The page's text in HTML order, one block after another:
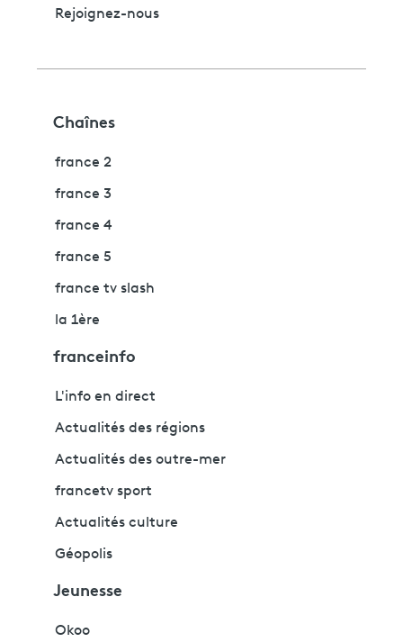
Rejoignez-nous
Chaînes
france 2
france 3
france 4
france 5
france tv slash
la 1ère
franceinfo
L'info en direct
Actualités des régions
Actualités des outre-mer
francetv sport
Actualités culture
Géopolis
Jeunesse
Okoo